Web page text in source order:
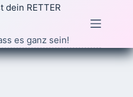
dein RETTER
es ganz sein!